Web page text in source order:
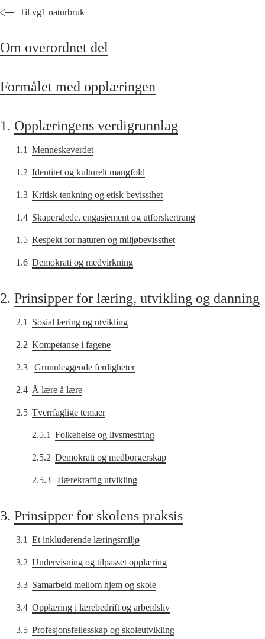
Til vg1 naturbruk
Om overordnet del
Formålet med opplæringen
1. Opplæringens verdigrunnlag
1.1 Menneskeverdet
1.2 Identitet og kulturelt mangfold
1.3 Kritisk tenkning og etisk bevissthet
1.4 Skaperglede, engasjement og utforskertrang
1.5 Respekt for naturen og miljøbevissthet
1.6 Demokrati og medvirkning
2. Prinsipper for læring, utvikling og danning
2.1 Sosial læring og utvikling
2.2 Kompetanse i fagene
2.3 Grunnleggende ferdigheter
2.4 Å lære å lære
2.5 Tverrfaglige temaer
2.5.1 Folkehelse og livsmestring
2.5.2 Demokrati og medborgerskap
2.5.3 Bærekraftig utvikling
3. Prinsipper for skolens praksis
3.1 Et inkluderende læringsmiljø
3.2 Undervisning og tilpasset opplæring
3.3 Samarbeid mellom hjem og skole
3.4 Opplæring i lærebedrift og arbeidsliv
3.5 Profesjonsfellesskap og skoleutvikling